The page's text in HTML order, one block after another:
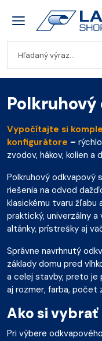
Vypočítajte si
konfigurátore –
zvodov, hákov, kolien
Polkruhový odkvapový
riešenia na odvod
klasickému tvaru žľabu
praktický, univerzálny a
altánky, prístrešky aj
Správne navrhnutý
základy domu pred
a celej stavby, preto je
aj rozmer, farba, počet
Ako si
Pri výbere